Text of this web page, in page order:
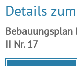
Details
Bebauungsplan
II Nr. 17